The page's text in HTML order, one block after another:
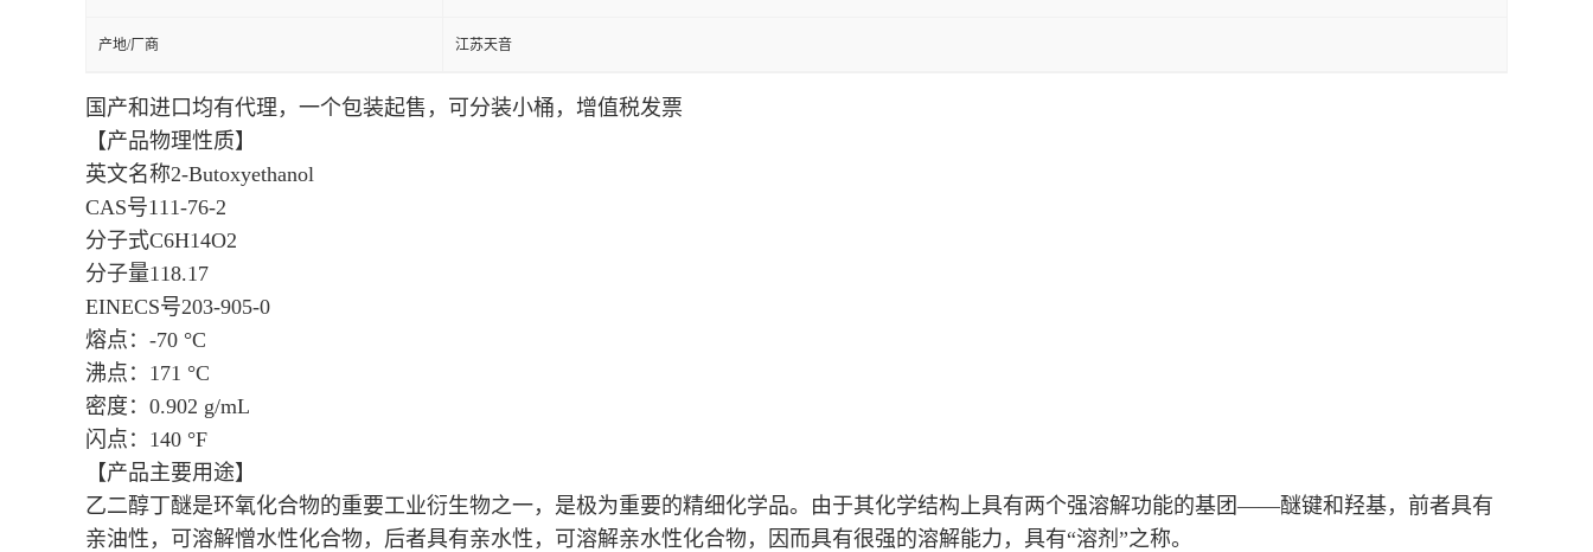
产地/厂商 江苏天音
国产和进口均有代理，一个包装起售，可分装小桶，增值税发票
【产品物理性质】
英文名称2-Butoxyethanol
CAS号111-76-2
分子式C6H14O2
分子量118.17
EINECS号203-905-0
熔点： -70 °C
沸点： 171 °C
密度： 0.902 g/mL
闪点： 140 °F
【产品主要用途】
乙二醇丁醚是环氧化合物的重要工业衍生物之一，是极为重要的精细化学品。由于其化学结构上具有两个强溶解功能的基团——醚键和羟基，前者具有
亲油性，可溶解憎水性化合物，后者具有亲水性，可溶解亲水性化合物，因而具有很强的溶解能力，具有“溶剂”之称。